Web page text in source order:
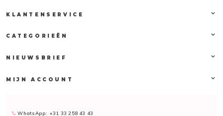
KLANTENSERVICE
CATEGORIEËN
NIEUWSBRIEF
MIJN ACCOUNT
WhatsApp: +31 33 258 43 43